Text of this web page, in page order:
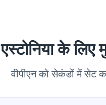
एस्टोनिया के
वीपीएन को सेकंडों में सेट